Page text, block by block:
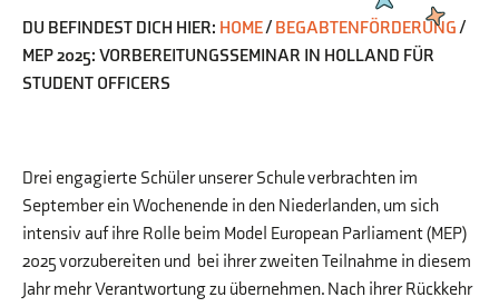
DU BEFINDEST DICH HIER: HOME/ BEGABTENFÖRDERUNG/
MEP 2025: VORBEREITUNGSSEMINAR IN HOLLAND FÜR
STUDENT OFFICERS
Drei engagierte Schüler unserer Schule verbrachten im
September ein Wochenende in den Niederlanden, um sich
intensiv auf ihre Rolle beim Model European Parliament (MEP)
2025 vorzubereiten und bei ihrer zweiten Teilnahme in diesem
Jahr mehr Verantwortung zu übernehmen. Nach ihrer Rückkehr